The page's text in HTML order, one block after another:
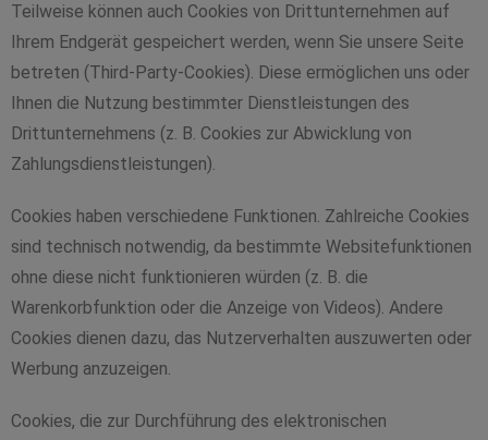
Teilweise können auch Cookies von Drittunternehmen auf
Ihrem Endgerät gespeichert werden, wenn Sie unsere Seite
betreten (Third-Party-Cookies). Diese ermöglichen uns oder
Ihnen die Nutzung bestimmter Dienstleistungen des
Drittunternehmens (z. B. Cookies zur Abwicklung von
Zahlungsdienstleistungen).
Cookies haben verschiedene Funktionen. Zahlreiche Cookies
sind technisch notwendig, da bestimmte Websitefunktionen
ohne diese nicht funktionieren würden (z. B. die
Warenkorbfunktion oder die Anzeige von Videos). Andere
Cookies dienen dazu, das Nutzerverhalten auszuwerten oder
Werbung anzuzeigen.
Cookies, die zur Durchführung des elektronischen